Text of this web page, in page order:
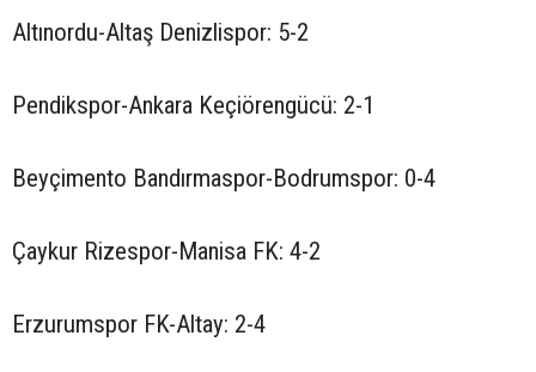
Altınordu-Altaş Denizlispor: 5-2
Pendikspor-Ankara Keçiörengücü: 2-1
Beyçimento Bandırmaspor-Bodrumspor: 0-4
Çaykur Rizespor-Manisa FK: 4-2
Erzurumspor FK-Altay: 2-4